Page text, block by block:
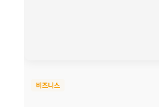
비즈니스